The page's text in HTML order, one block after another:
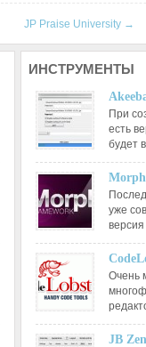
JP Praise University →
ИНСТРУМЕНТЫ
При
есть
будет
уже
Очень
JB